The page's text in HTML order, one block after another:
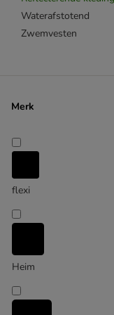
Waterafstotend
Zwemvesten
Merk
flexi
Heim